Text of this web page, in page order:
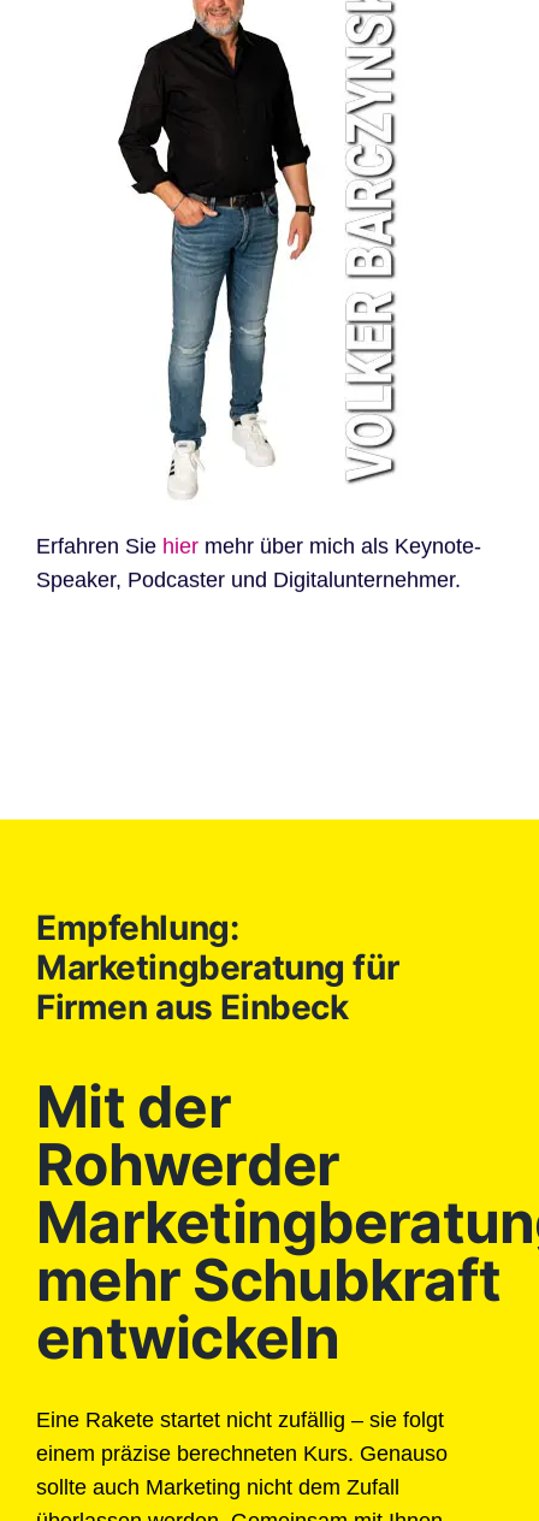
Erfahren Sie hiermehr über mich als Keynote-
Speaker, Podcaster und Digitalunternehmer.
Empfehlung:
Marketingberatung für
Firmen aus Einbeck
Mit der
Rohwerder
mehr Schubkraft
entwickeln
Eine Rakete startet nicht zufällig – sie folgt
einem präzise berechneten Kurs. Genauso
sollte auch Marketing nicht dem Zufall